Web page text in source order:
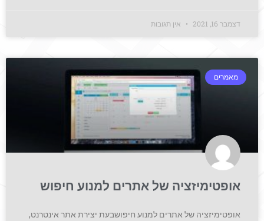
דצמבר 16, 2021 אין תגובות
מאמרים
אופטימיזציה של אתרים למנוע חיפוש
אופטימיזציה של אתרים למנוע חיפושבעת יצירת אתר אינטרנט,